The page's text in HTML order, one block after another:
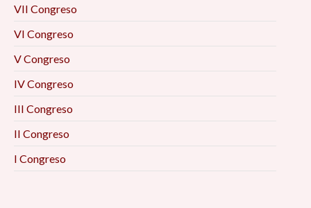
La resiliencia como eje enfrentar el futuro
Prevención situacional del delito 10:00 am
puede ser 10:00 am
VII Congreso
VI Congreso
V Congreso
IV Congreso
III Congreso
II Congreso
I Congreso